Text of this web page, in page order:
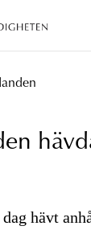
hävt